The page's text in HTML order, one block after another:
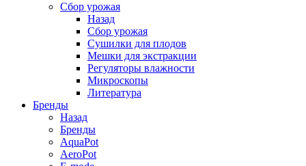
Сбор урожая
Назад
Сбор урожая
Сушилки для плодов
Мешки для экстракции
Регуляторы влажности
Микроскопы
Литература
Бренды
Назад
Бренды
AquaPot
AeroPot